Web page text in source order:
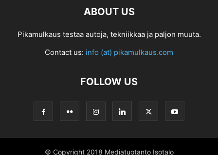
ABOUT US
Pikamulkaus testaa autoja, tekniikkaa ja paljon muuta.
Contact us: info (at) pikamulkaus.com
FOLLOW US
© Copyright 2018 Mediatuotanto Isotalo